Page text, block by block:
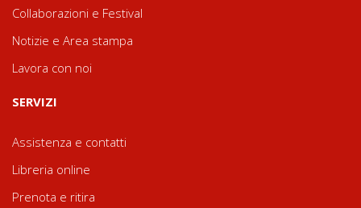
Collaborazioni e Festival
Notizie e Area stampa
Lavora con noi
SERVIZI
Assistenza e contatti
Libreria online
Prenota e ritira